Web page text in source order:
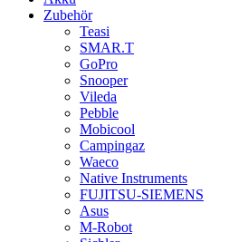
Zubehör
Teasi
SMAR.T
GoPro
Snooper
Vileda
Pebble
Mobicool
Campingaz
Waeco
Native Instruments
FUJITSU-SIEMENS
Asus
M-Robot